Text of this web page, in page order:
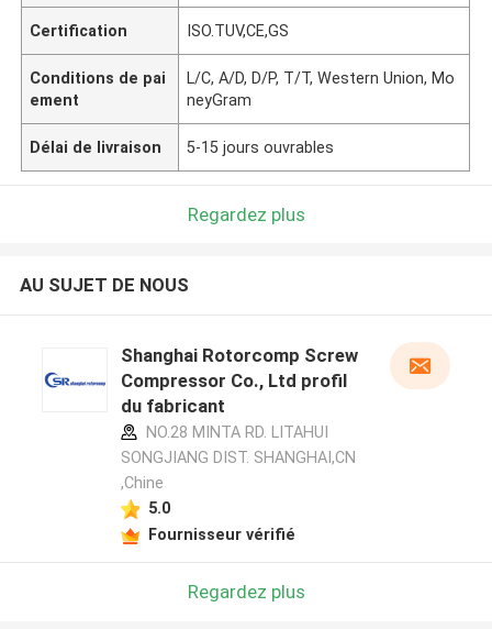
Certification ISO.TUV,CE,GS
Conditions de pai
ement
L/C, A/D, D/P, T/T, Western Union, Mo
neyGram
Délai de livraison 5-15 jours ouvrables
Regardez plus
AU SUJET DE NOUS
Shanghai Rotorcomp Screw
Compressor Co., Ltd profil
du fabricant
NO.28 MINTA RD. LITAHUI
SONGJIANG DIST. SHANGHAI,CN
,Chine
5.0
Fournisseur vérifié
Regardez plus